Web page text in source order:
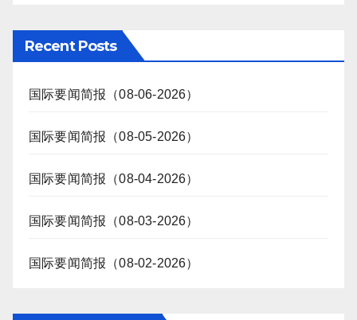
Recent Posts
国际要闻简报（08-06-2026）
国际要闻简报（08-05-2026）
国际要闻简报（08-04-2026）
国际要闻简报（08-03-2026）
国际要闻简报（08-02-2026）